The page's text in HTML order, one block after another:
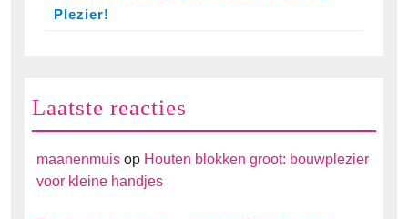
Plezier!
Laatste reacties
maanenmuis op Houten blokken groot: bouwplezier
voor kleine handjes